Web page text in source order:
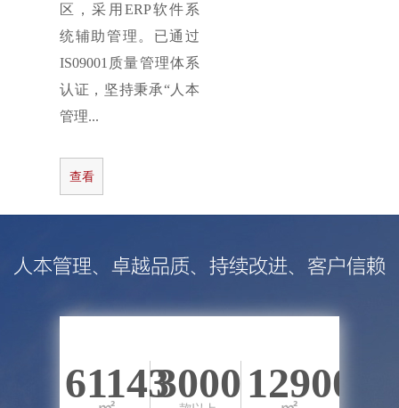
区，采用ERP软件系
统辅助管理。已通过
IS09001质量管理体系
认证，坚持秉承“人本
管理...
查看
更多
61143300012900